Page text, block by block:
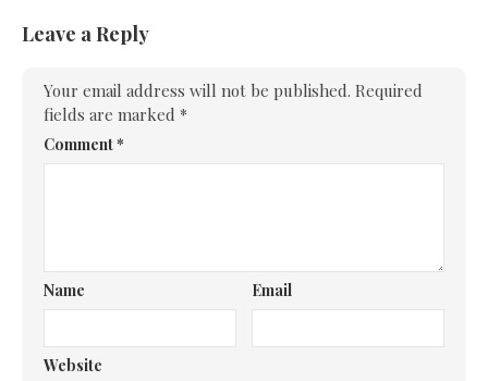
Leave a Reply
Your email address will not be published. Required
fields are marked *
Comment*
Name Email
Website